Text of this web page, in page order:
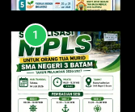
1